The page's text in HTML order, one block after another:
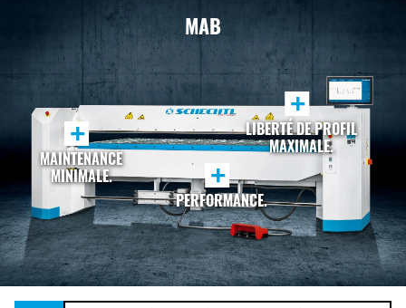
MAB
+
MAINTENANCE
MINIMALE.
+
LIBERTÉ DE PROFIL
MAXIMALE.
+
PERFORMANCE.